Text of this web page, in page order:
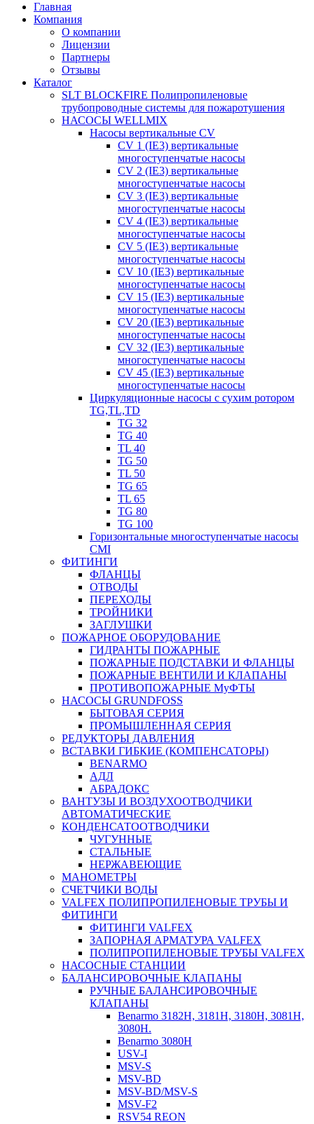
Главная
Компания
О компании
Лицензии
Партнеры
Отзывы
Каталог
SLT BLOCKFIRE Полипропиленовые
трубопроводные системы для пожаротушения
НАСОСЫ WELLMIX
Насосы вертикальные CV
CV 1 (IE3) вертикальные
многоступенчатые насосы
CV 2 (IE3) вертикальные
многоступенчатые насосы
CV 3 (IE3) вертикальные
многоступенчатые насосы
CV 4 (IE3) вертикальные
многоступенчатые насосы
CV 5 (IE3) вертикальные
многоступенчатые насосы
CV 10 (IE3) вертикальные
многоступенчатые насосы
CV 15 (IE3) вертикальные
многоступенчатые насосы
CV 20 (IE3) вертикальные
многоступенчатые насосы
CV 32 (IE3) вертикальные
многоступенчатые насосы
CV 45 (IE3) вертикальные
многоступенчатые насосы
Циркуляционные насосы с сухим ротором
TG,TL,TD
TG 32
TG 40
TL 40
TG 50
TL 50
TG 65
TL 65
TG 80
TG 100
Горизонтальные многоступенчатые насосы
CMI
ФИТИНГИ
ФЛАНЦЫ
ОТВОДЫ
ПЕРЕХОДЫ
ТРОЙНИКИ
ЗАГЛУШКИ
ПОЖАРНОЕ ОБОРУДОВАНИЕ
ГИДРАНТЫ ПОЖАРНЫЕ
ПОЖАРНЫЕ ПОДСТАВКИ И ФЛАНЦЫ
ПОЖАРНЫЕ ВЕНТИЛИ И КЛАПАНЫ
ПРОТИВОПОЖАРНЫЕ МуФТЫ
НАСОСЫ GRUNDFOSS
БЫТОВАЯ СЕРИЯ
ПРОМЫШЛЕННАЯ СЕРИЯ
РЕДУКТОРЫ ДАВЛЕНИЯ
ВСТАВКИ ГИБКИЕ (КОМПЕНСАТОРЫ)
BENARMO
АДЛ
АБРАДОКС
ВАНТУЗЫ И ВОЗДУХООТВОДЧИКИ
АВТОМАТИЧЕСКИЕ
КОНДЕНСАТООТВОДЧИКИ
ЧУГУННЫЕ
СТАЛЬНЫЕ
НЕРЖАВЕЮЩИЕ
МАНОМЕТРЫ
СЧЕТЧИКИ ВОДЫ
VALFEX ПОЛИПРОПИЛЕНОВЫЕ ТРУБЫ И
ФИТИНГИ
ФИТИНГИ VALFEX
ЗАПОРНАЯ АРМАТУРА VALFEX
ПОЛИПРОПИЛЕНОВЫЕ ТРУБЫ VALFEX
НАСОСНЫЕ СТАНЦИИ
БАЛАНСИРОВОЧНЫЕ КЛАПАНЫ
РУЧНЫЕ БАЛАНСИРОВОЧНЫЕ
КЛАПАНЫ
Benarmo 3182H, 3181Н, 3180Н, 3081Н,
3080Н.
Benarmo 3080H
USV-I
MSV-S
MSV-BD
MSV-BD/MSV-S
MSV-F2
RSV54 REON